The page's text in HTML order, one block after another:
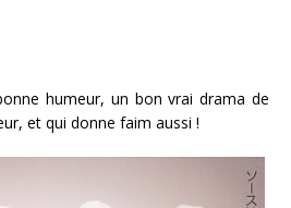
humeur, un bon vrai drama de
et qui donne faim aussi !